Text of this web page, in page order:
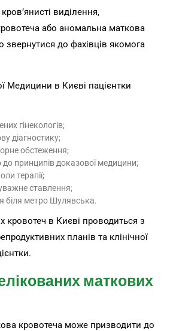
виділення,
або аномальна маткова
звернутися до фахівців якомога
Медицини в Києві пацієнтки
гінекологів;
діагностику;
обстеження;
до принципів доказової медицини;
терапії;
ставлення;
біля метро Шулявська.
кровотеч в Києві проводиться з
планів та клінічної
маткових
кровотеча може призводити до